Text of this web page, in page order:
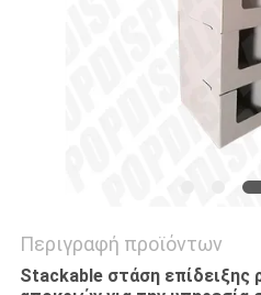
Περιγραφή προϊόντων
Stackable στάση επίδειξης